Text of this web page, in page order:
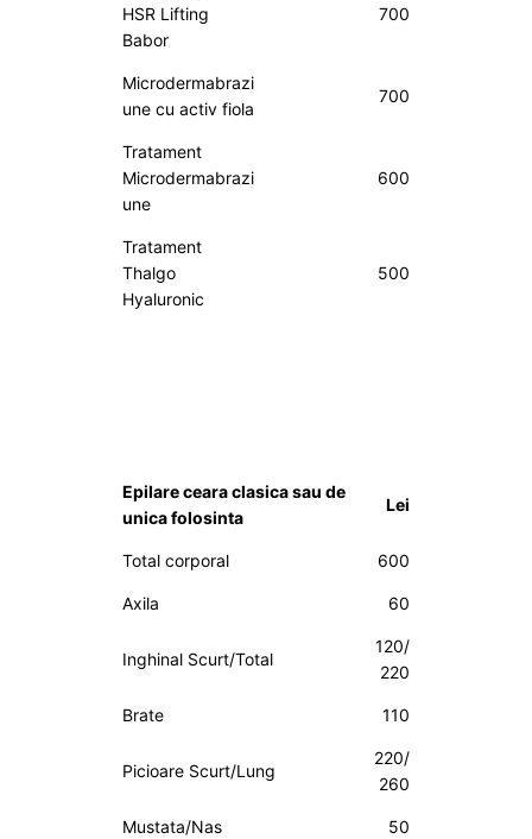
HSR Lifting
Babor
700
Microdermabrazi
une cu activ fiola
700
Tratament
Microdermabrazi
une
600
Tratament
Thalgo
Hyaluronic
500
Epilare ceara clasica sau de
unica folosinta
Lei
Total corporal 600
Axila 60
Inghinal Scurt/Total
120/
220
Brate 110
Picioare Scurt/Lung
220/
260
Mustata/Nas 50